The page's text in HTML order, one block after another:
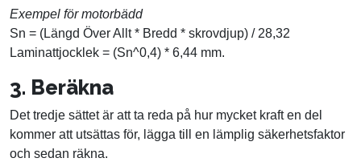
Exempel för motorbädd
Sn = (Längd Över Allt * Bredd * skrovdjup) / 28,32
Laminattjocklek = (Sn^0,4) * 6,44 mm.
3. Beräkna
Det tredje sättet är att ta reda på hur mycket kraft en del
kommer att utsättas för, lägga till en lämplig säkerhetsfaktor
och sedan räkna.